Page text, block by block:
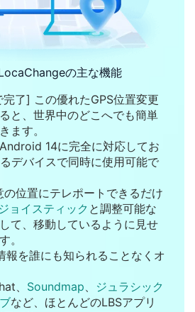
の主な機能
了] この優れたGPS位置変更
と、世界中のどこへでも簡単
ます。
14に完全に対応してお
デバイスで同時に使用可能で
の位置にテレポートできるだけ
ジョイスティック と調整可能な
て、移動しているように見せ
。
を誰にも知られることなくオ
、 Soundmap
ジュラシック
など、ほとんどのLBSアプリ